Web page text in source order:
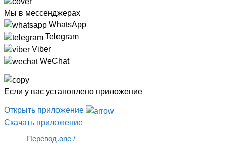
Мы в мессенджерах
WhatsApp
Telegram
Viber
WeChat
Если у вас установлено приложение
Открыть приложение
Скачать приложение
Перевод.one /